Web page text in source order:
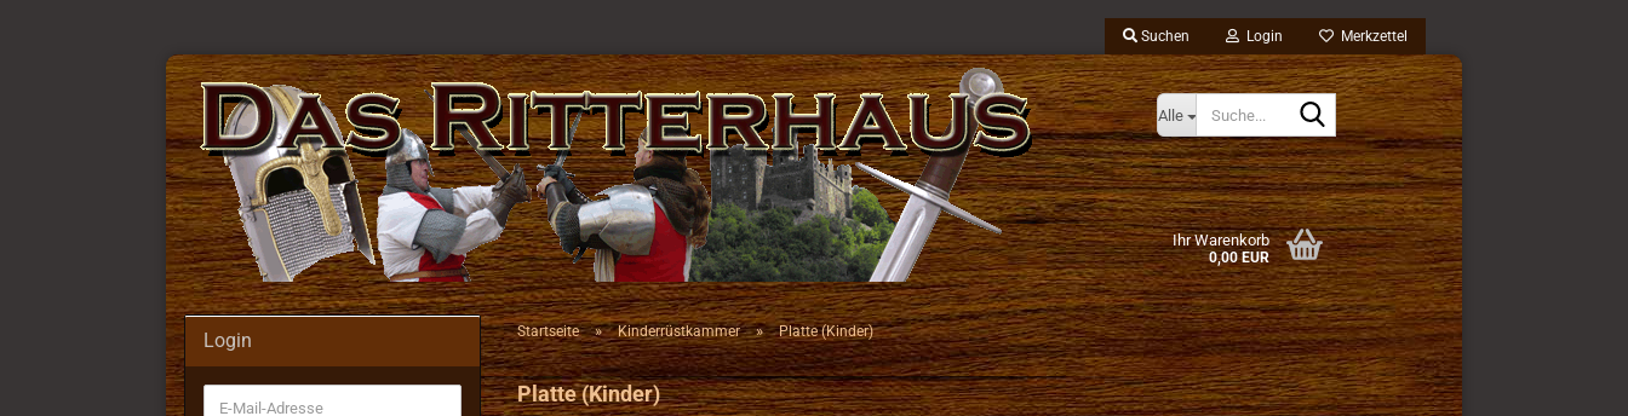
Suchen Login Merkzettel
Alle
Suche...
Ihr Warenkorb
0,00 EUR
Startseite » Kinderrüstkammer » Platte (Kinder)
Platte (Kinder)
Login
E-